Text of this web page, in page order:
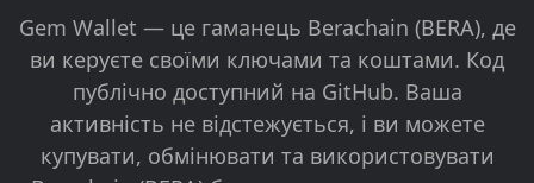
Gem Wallet — це гаманець Berachain (BERA), де
ви керуєте своїми ключами та коштами. Код
публічно доступний на GitHub. Ваша
активність не відстежується, і ви можете
купувати, обмінювати та використовувати